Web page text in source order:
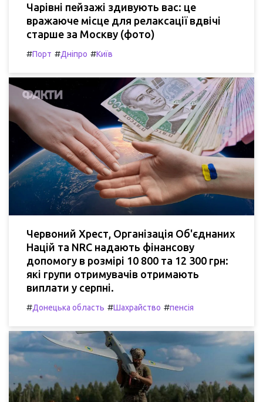
Чарівні пейзажі здивують вас: це
вражаюче місце для релаксації вдвічі
старше за Москву (фото)
#Порт #Дніпро #Київ
Червоний Хрест, Організація Об'єднаних
Націй та NRC надають фінансову
допомогу в розмірі 10 800 та 12 300 грн:
які групи отримувачів отримають
виплати у серпні.
#Донецька область #Шахрайство #пенсія